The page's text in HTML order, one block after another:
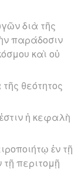
διὰ τῆς
παράδοσιν
καὶ οὐ
θεότητος
ἡ κεφαλὴ
ἐν τῇ
τῇ περιτομῇ